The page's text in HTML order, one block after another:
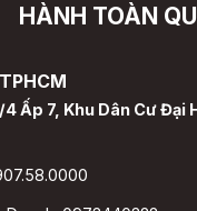
HÀNH TOÀN
Ấp 7, Khu Dân Cư Đại